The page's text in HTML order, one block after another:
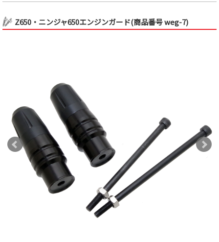
Z650・ニンジャ650エンジンガード(商品番号 weg-7)